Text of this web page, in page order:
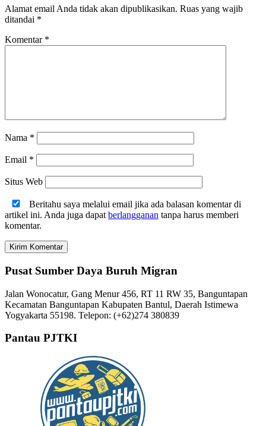
Alamat email Anda tidak akan dipublikasikan. Ruas yang wajib
ditandai *
Komentar *
Nama *
Email *
Situs Web
Beritahu saya melalui email jika ada balasan komentar di
artikel ini. Anda juga dapat berlangganan tanpa harus memberi
komentar.
Pusat Sumber Daya Buruh Migran
Jalan Wonocatur, Gang Menur 456, RT 11 RW 35, Banguntapan
Kecamatan Banguntapan Kabupaten Bantul, Daerah Istimewa
Yogyakarta 55198. Telepon: (+62)274 380839
Pantau PJTKI